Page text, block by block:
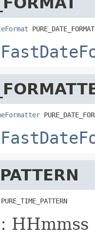
PURE_DATE_FORMAT
PURE_TIME_PATTERN
HHmmss